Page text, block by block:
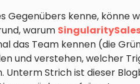
Gegenübers kenne, könne
warum
das Team kennen (die
und verstehen, welcher
Unterm Strich ist dieser